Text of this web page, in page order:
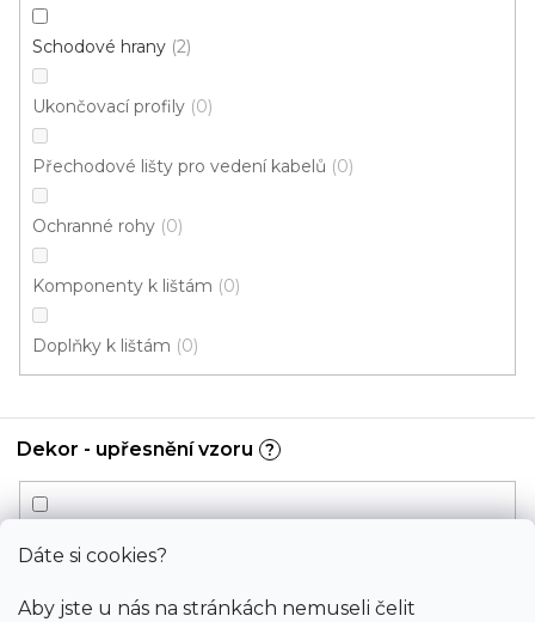
Dáte si cookies?
Aby jste u nás na stránkách nemuseli čelit
Schodové hrany 2
Ukončovací profily 0
Přechodové lišty pro vedení kabelů 0
Ochranné rohy 0
Komponenty k lištám 0
Doplňky k lištám 0
Dekor - upřesnění vzoru ?
Služby
Bonus
538 21 Slatiňany
Zobrazit na mapě
Po-Pá: 9.00 - 12.00, 13.00 - 17.00
So: pouze pro objednané